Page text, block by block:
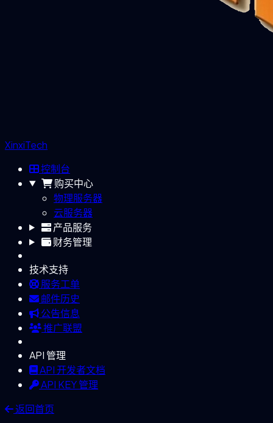
XinxiTech
控制台
购买中心
物理服务器
云服务器
产品服务
财务管理
技术支持
服务工单
邮件历史
公告信息
推广联盟
API 管理
API 开发者文档
API KEY 管理
返回首页